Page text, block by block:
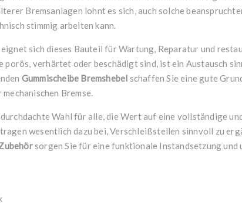
Bremsanlagen lohnt es sich, auch solche
stimmig arbeiten kann.
eignet sich dieses Bauteil für Wartung, Reparatur und
porös, verhärtet oder beschädigt sind, ist ein Austausch
Gummischeibe Bremshebel schaffen Sie eine gute
Bremse.
Wahl für alle, die Wert auf eine vollständige
wesentlich dazu bei, Verschleißstellen sinnvoll zu
sorgen Sie für eine funktionale Instandsetzung